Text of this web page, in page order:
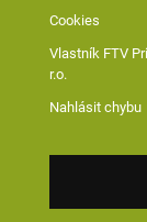
Cookies
Vlastník FTV
r.o.
Nahlásit chybu